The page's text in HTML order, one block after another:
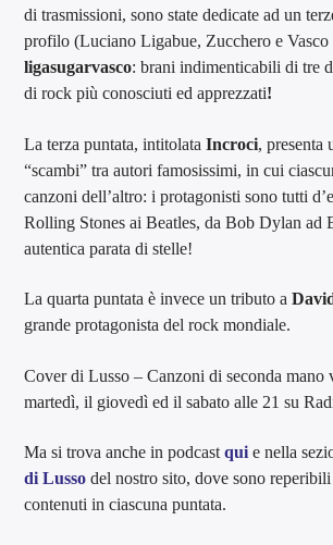
di trasmissioni, sono state dedicate ad un
profilo (Luciano Ligabue, Zucchero e Vasco
ligasugarvasco: brani indimenticabili di tre
di rock più conosciuti ed apprezzati!
La terza puntata, intitolataIncroci, presenta
“scambi” tra autori famosissimi, in cui
canzoni dell’altro: i protagonisti sono tutti
Rolling Stones ai Beatles, da Bob Dylan ad
autentica parata di stelle!
La quarta puntata è invece un tributo a
grande protagonista del rock mondiale.
Cover di Lusso – Canzoni di seconda mano
martedì, il giovedì ed il sabato alle 21 su
Ma si trova anche in podcastquie nella
di Lusso del nostro sito, dove sono
contenuti in ciascuna puntata.